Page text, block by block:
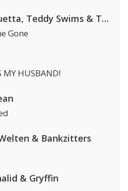
David Guetta, Teddy Swims & Tones And I
Gone
MY HUSBAND!
& Bankzitters
& Gryffin